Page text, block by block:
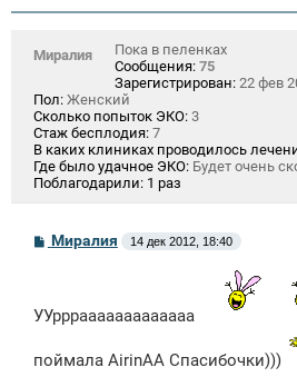
Миралия
Пока в пеленках
Сообщения: 75
Зарегистрирован: 22 фев
Пол: Женский
Сколько попыток ЭКО: 3
Стаж бесплодия: 7
В каких клиниках проводилось
Где было удачное ЭКО: Будет очень
Поблагодарили: 1 раз
С
о
е
е
Миралия 14 дек 2012, 18:40
УУрррааааааааааааа
поймала AirinAA Спасибочки)))